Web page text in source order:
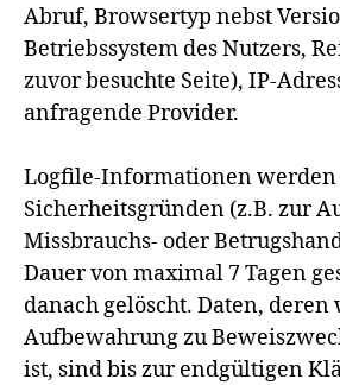
Abruf, Browsertyp nebst
Betriebssystem des Nutzers,
zuvor besuchte Seite), IP-
anfragende Provider.
Logfile-Informationen werden
Sicherheitsgründen (z.B. zur
Missbrauchs- oder
Dauer von maximal 7 Tagen
danach gelöscht. Daten, deren
Aufbewahrung zu
ist, sind bis zur endgültigen